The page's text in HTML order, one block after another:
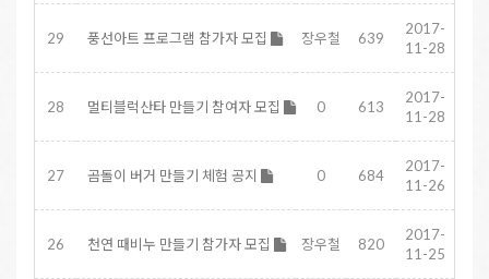
29 풍선아트 프로그램 참가자 모집 장우철 639
2017-
11-28
28 멀티블럭산타 만들기 참여자 모집 0 613
2017-
11-28
27 곰돌이 버거 만들기 체험 공지 0 684
2017-
11-26
26 천연 때비누 만들기 참가자 모집 장우철 820
2017-
11-25